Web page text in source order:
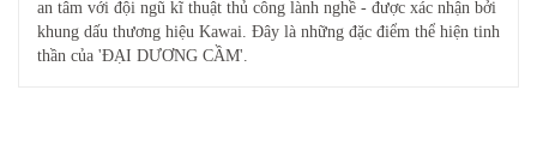
an tâm với đội ngũ kĩ thuật thủ công lành nghề - được xác nhận bởi
khung dấu thương hiệu Kawai. Đây là những đặc điểm thể hiện tinh
thần của 'ĐẠI DƯƠNG CẦM'.